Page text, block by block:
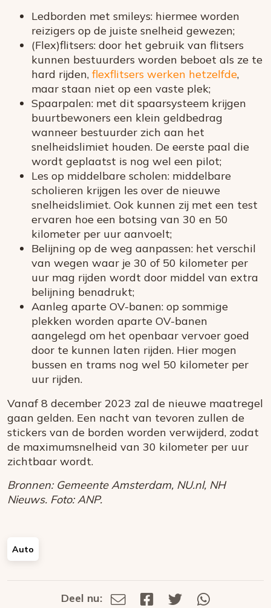
Ledborden met smileys: hiermee worden
reizigers op de juiste snelheid gewezen;
(Flex)flitsers: door het gebruik van flitsers
kunnen bestuurders worden beboet als ze te
hard rijden, flexflitsers werken hetzelfde,
maar staan niet op een vaste plek;
Spaarpalen: met dit spaarsysteem krijgen
buurtbewoners een klein geldbedrag
wanneer bestuurder zich aan het
snelheidslimiet houden. De eerste paal die
wordt geplaatst is nog wel een pilot;
Les op middelbare scholen: middelbare
scholieren krijgen les over de nieuwe
snelheidslimiet. Ook kunnen zij met een test
ervaren hoe een botsing van 30 en 50
kilometer per uur aanvoelt;
Belijning op de weg aanpassen: het verschil
van wegen waar je 30 of 50 kilometer per
uur mag rijden wordt door middel van extra
belijning benadrukt;
Aanleg aparte OV-banen: op sommige
plekken worden aparte OV-banen
aangelegd om het openbaar vervoer goed
door te kunnen laten rijden. Hier mogen
bussen en trams nog wel 50 kilometer per
uur rijden.
Vanaf 8 december 2023 zal de nieuwe maatregel
gaan gelden. Een nacht van tevoren zullen de
stickers van de borden worden verwijderd, zodat
de maximumsnelheid van 30 kilometer per uur
zichtbaar wordt.
Bronnen: Gemeente Amsterdam, NU.nl, NH
Nieuws. Foto: ANP.
Auto
Deel nu:
Deel
Deel
Deel